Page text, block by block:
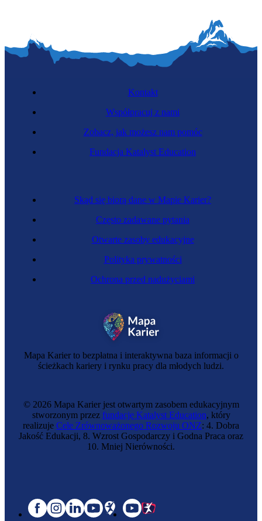
Mapa Karier to bezpłatna i interaktywna baza informacji o
ścieżkach kariery i rynku pracy dla młodych ludzi.
Skąd się biorą dane w Mapie Karier?
Często zadawane pytania
Otwarte zasoby edukacyjne
Polityka prywatności
Ochrona przed nadużyciami
Kontakt
Współpracuj z nami
Zobacz, jak możesz nam pomóc
Fundacja Katalyst Education
© 2026 Mapa Karier jest otwartym zasobem edukacyjnym
stworzonym przez fundację Katalyst Education, który
realizuje Cele Zrównoważonego Rozwoju ONZ: 4. Dobra
Jakość Edukacji, 8. Wzrost Gospodarczy i Godna Praca oraz
10. Mniej Nierówności.